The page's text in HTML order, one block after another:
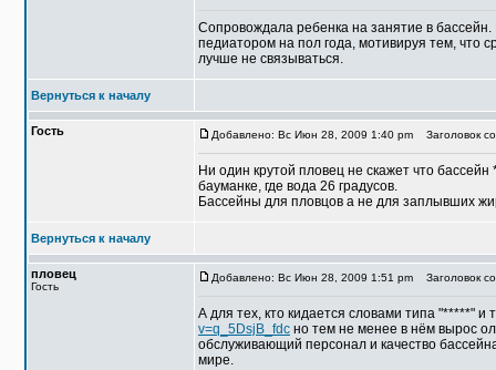
Сопровождала ребенка на занятие в
педиатором на пол года, мотивируя тем, что
лучше не связываться.
Вернуться к началу
Гость Добавлено: Вс Июн 28, 2009 1:40 pm Заголовок
Ни один крутой пловец не скажет что
бауманке, где вода 26 градусов.
Бассейны для пловцов а не для заплывших
Вернуться к началу
пловец
Гость
Добавлено: Вс Июн 28, 2009 1:51 pm Заголовок
А для тех, кто кидается словами типа "*****" и
v=q_5DsjB_fdc но тем не менее в нём вырос
обслуживающий персонал и качество
мире.